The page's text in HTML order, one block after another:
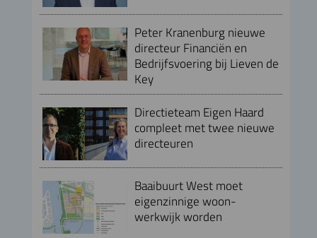
Peter Kranenburg nieuwe
directeur Financiën en
Bedrijfsvoering bij Lieven de
Key
Directieteam Eigen Haard
compleet met twee nieuwe
directeuren
Baaibuurt West moet
eigenzinnige woon-
werkwijk worden